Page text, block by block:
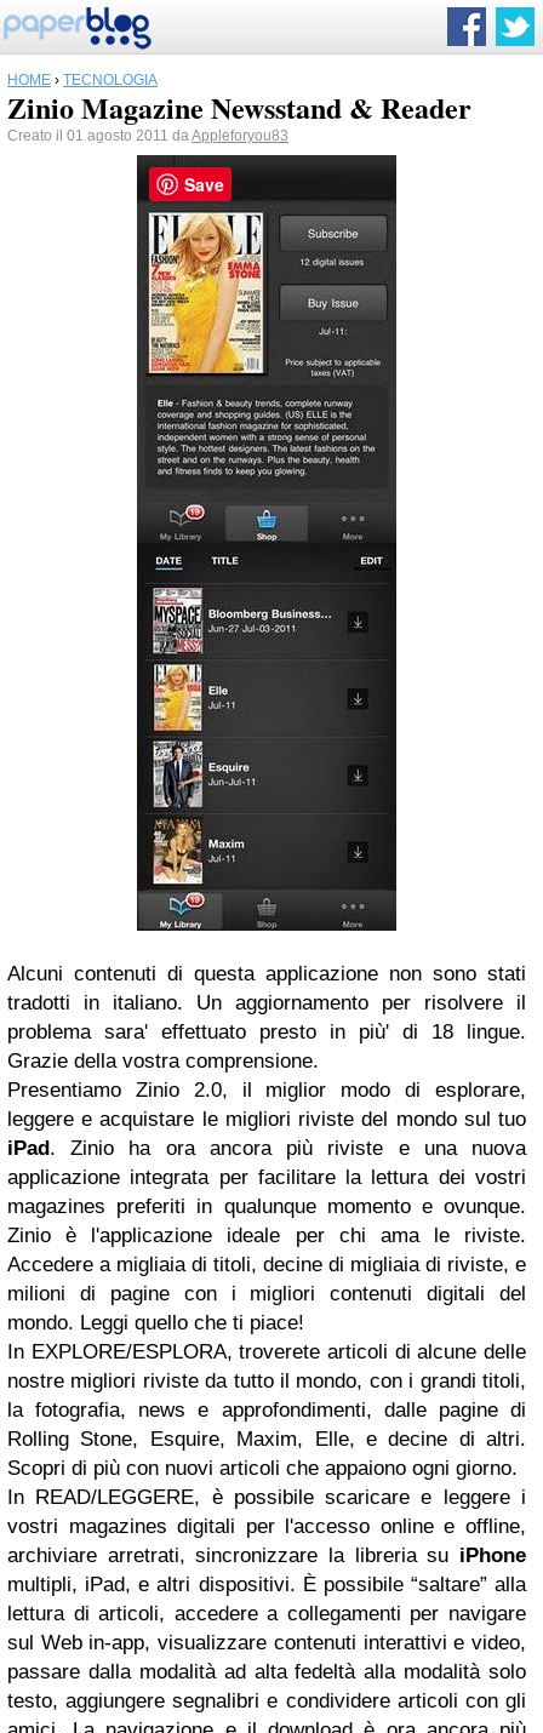
HOME › TECNOLOGIA
Zinio Magazine Newsstand & Reader
Creato il 01 agosto 2011 daAppleforyou83
Alcuni contenuti di questa applicazione non sono stati
tradotti in italiano. Un aggiornamento per risolvere il
problema sara' effettuato presto in più' di 18 lingue.
Grazie della vostra comprensione.
Presentiamo Zinio 2.0, il miglior modo di esplorare,
leggere e acquistare le migliori riviste del mondo sul tuo
iPad. Zinio ha ora ancora più riviste e una nuova
applicazione integrata per facilitare la lettura dei vostri
magazines preferiti in qualunque momento e ovunque.
Zinio è l'applicazione ideale per chi ama le riviste.
Accedere a migliaia di titoli, decine di migliaia di riviste, e
milioni di pagine con i migliori contenuti digitali del
mondo. Leggi quello che ti piace!
In EXPLORE/ESPLORA, troverete articoli di alcune delle
nostre migliori riviste da tutto il mondo, con i grandi titoli,
la fotografia, news e approfondimenti, dalle pagine di
Rolling Stone, Esquire, Maxim, Elle, e decine di altri.
Scopri di più con nuovi articoli che appaiono ogni giorno.
In READ/LEGGERE, è possibile scaricare e leggere i
vostri magazines digitali per l'accesso online e offline,
archiviare arretrati, sincronizzare la libreria su iPhone
multipli, iPad, e altri dispositivi. È possibile “saltare” alla
lettura di articoli, accedere a collegamenti per navigare
sul Web in-app, visualizzare contenuti interattivi e video,
passare dalla modalità ad alta fedeltà alla modalità solo
testo, aggiungere segnalibri e condividere articoli con gli
Save